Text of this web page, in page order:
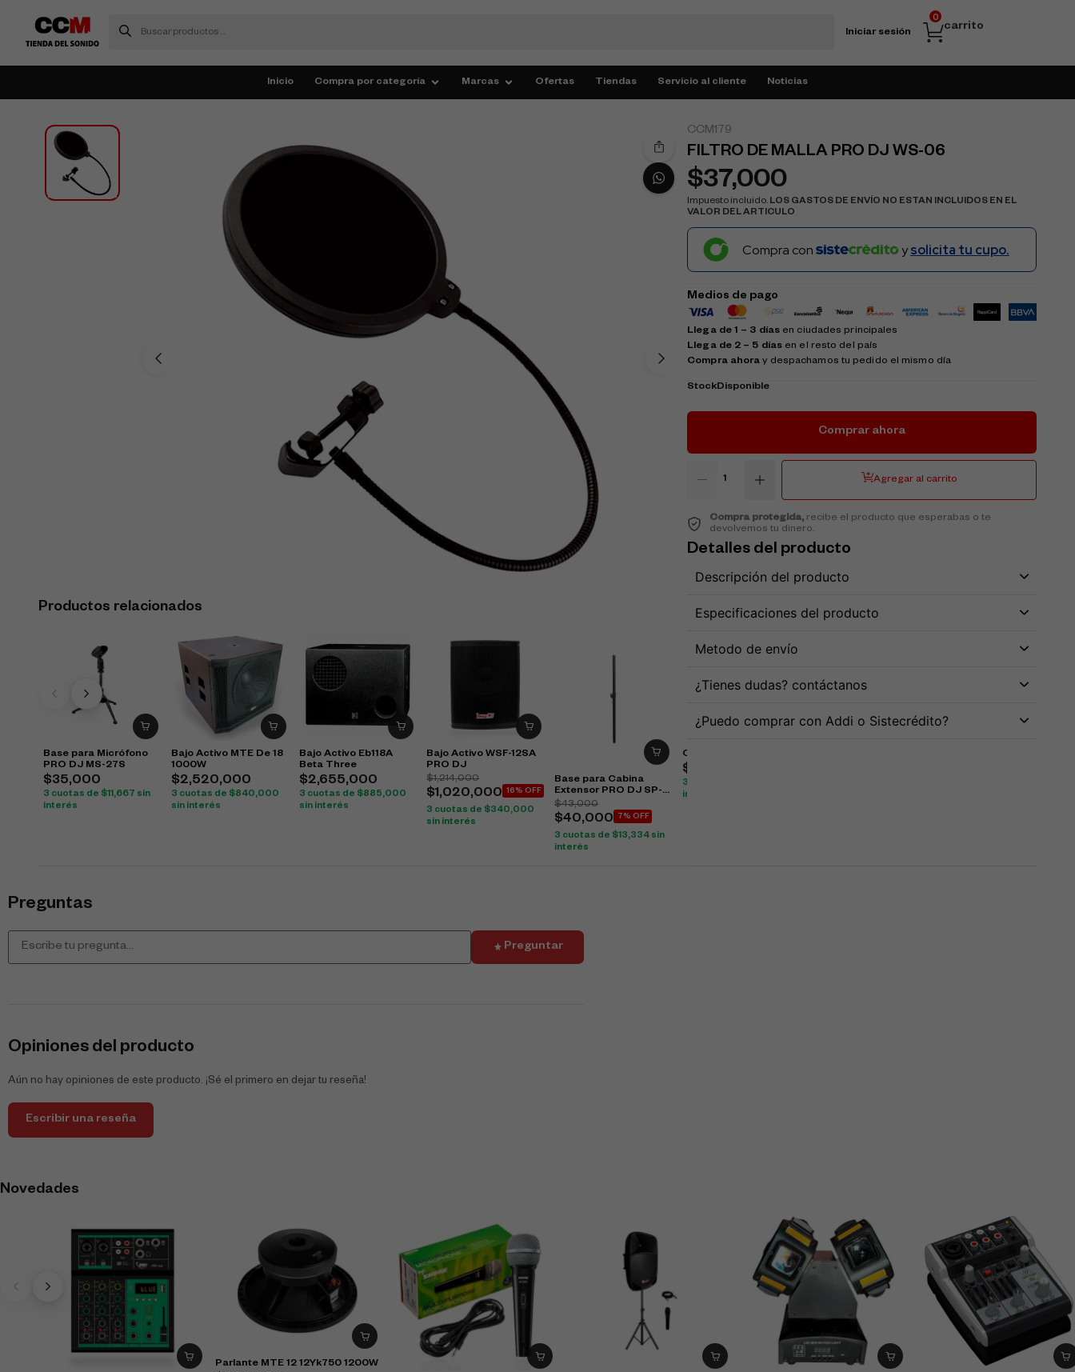
Iniciar sesión carrito
0
Inicio Compra por categoría Marcas Ofertas Tiendas Servicio al cliente Noticias
Productos relacionados
Base para Micrófono
PRO DJ MS-27S
$35,000
3 cuotas de $11,667 sin
interés
Bajo Activo MTE De 18
1000W
$2,520,000
3 cuotas de $840,000
sin interés
Bajo Activo Eb118A
Beta Three
$2,655,000
3 cuotas de $885,000
sin interés
Bajo Activo WSF-12SA
PRO DJ
$1,214,000
$1,020,000 16% OFF
3 cuotas de $340,000
sin interés
Base para Cabina
Extensor PRO DJ SP-
14BS
$43,000
$40,000 7% OFF
3 cuotas de $13,334 sin
interés
Columna De 10
$
3 cuotas de
interés
CCM179
FILTRO DE MALLA PRO DJ WS-06
$37,000
Impuesto incluido. LOS GASTOS DE ENVÍO NO ESTAN INCLUIDOS EN EL
VALOR DEL ARTICULO
Compra con ysolicita tu cupo.
Medios de pago
Llega de 1 – 3 días en ciudades principales
Llega de 2 – 5 días en el resto del país
Compra ahora y despachamos tu pedido el mismo día
StockDisponible
Comprar ahora
Agregar al carrito
Compra protegida,recibe el producto que esperabas o te
devolvemos tu dinero.
Detalles del producto
Descripción del producto
Especificaciones del producto
Metodo de envío
¿Tienes dudas? contáctanos
¿Puedo comprar con Addi o Sistecrédito?
Preguntas
Preguntar
Opiniones del producto
Aún no hay opiniones de este producto. ¡Sé el primero en dejar tu reseña!
Escribir una reseña
Novedades
Parlante MTE 12 12Yk750 1200W